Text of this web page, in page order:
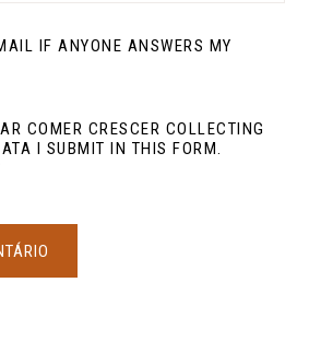
IF ANYONE ANSWERS MY
COMER CRESCER COLLECTING
I SUBMIT IN THIS FORM.